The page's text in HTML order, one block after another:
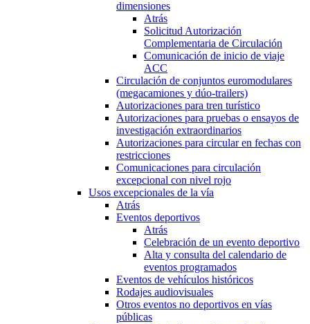
dimensiones
Atrás
Solicitud Autorización
Complementaria de Circulación
Comunicación de inicio de viaje
ACC
Circulación de conjuntos euromodulares
(megacamiones y dúo-trailers)
Autorizaciones para tren turístico
Autorizaciones para pruebas o ensayos de
investigación extraordinarios
Autorizaciones para circular en fechas con
restricciones
Comunicaciones para circulación
excepcional con nivel rojo
Usos excepcionales de la vía
Atrás
Eventos deportivos
Atrás
Celebración de un evento deportivo
Alta y consulta del calendario de
eventos programados
Eventos de vehículos históricos
Rodajes audiovisuales
Otros eventos no deportivos en vías
públicas